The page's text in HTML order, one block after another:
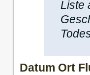
Liste
Datum Ort